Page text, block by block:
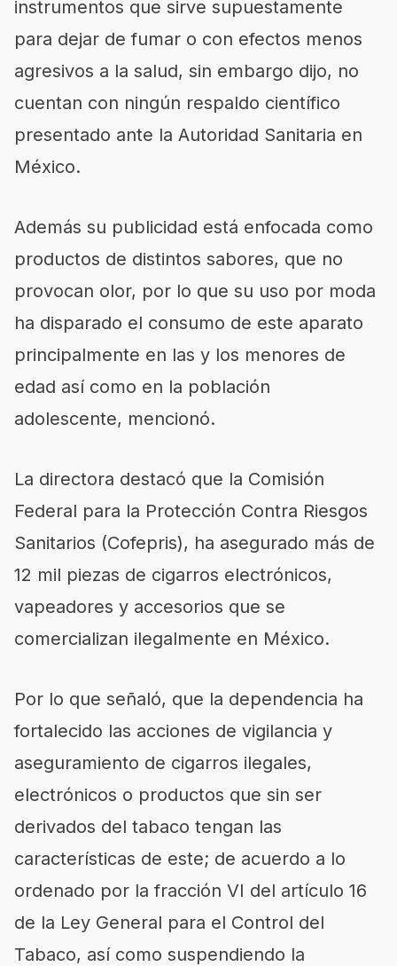
instrumentos que sirve supuestamente
para dejar de fumar o con efectos menos
agresivos a la salud, sin embargo dijo, no
cuentan con ningún respaldo científico
presentado ante la Autoridad Sanitaria en
México.
Además su publicidad está enfocada como
productos de distintos sabores, que no
provocan olor, por lo que su uso por moda
ha disparado el consumo de este aparato
principalmente en las y los menores de
edad así como en la población
adolescente, mencionó.
La directora destacó que la Comisión
Federal para la Protección Contra Riesgos
Sanitarios (Cofepris), ha asegurado más de
12 mil piezas de cigarros electrónicos,
vapeadores y accesorios que se
comercializan ilegalmente en México.
Por lo que señaló, que la dependencia ha
fortalecido las acciones de vigilancia y
aseguramiento de cigarros ilegales,
electrónicos o productos que sin ser
derivados del tabaco tengan las
características de este; de acuerdo a lo
ordenado por la fracción VI del artículo 16
de la Ley General para el Control del
Tabaco, así como suspendiendo la